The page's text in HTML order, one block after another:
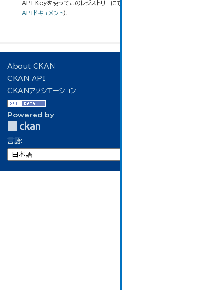
API Keyを使ってこのレジストリーにもアクセス可能です
APIドキュメント).
About CKAN
CKAN API
CKANアソシエーション
Powered by
言語